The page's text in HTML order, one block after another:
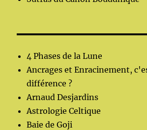
4 Phases de la Lune
Ancrages et Enracinement,
différence ?
Arnaud Desjardins
Astrologie Celtique
Baie de Goji